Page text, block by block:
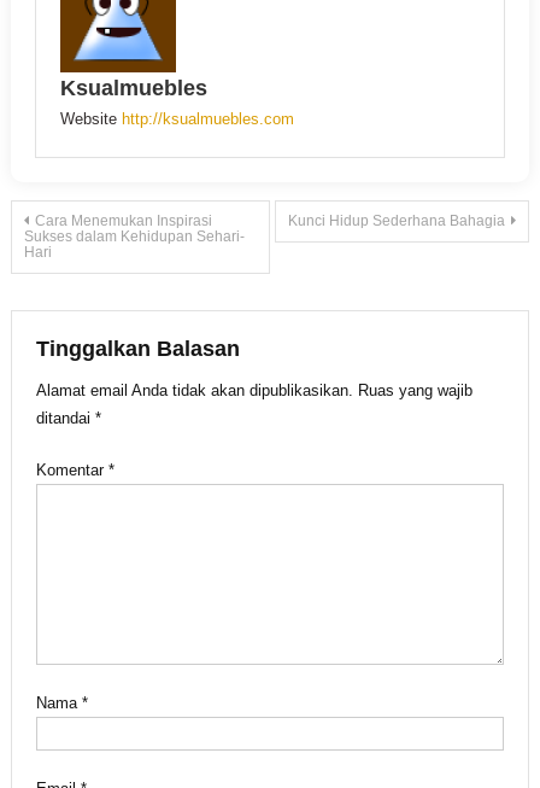
Ksualmuebles
Website http://ksualmuebles.com
Navigasi
pos
Cara Menemukan Inspirasi
Sukses dalam Kehidupan Sehari-
Hari
Kunci Hidup Sederhana Bahagia
Tinggalkan Balasan
Alamat email Anda tidak akan dipublikasikan. Ruas yang wajib
ditandai *
Komentar *
Nama *